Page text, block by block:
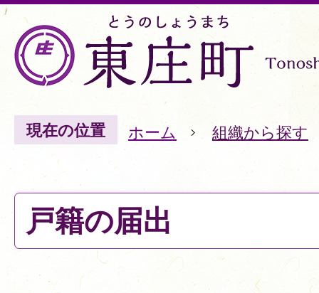
現在の位置 ホーム 組織から探す
戸籍の届出